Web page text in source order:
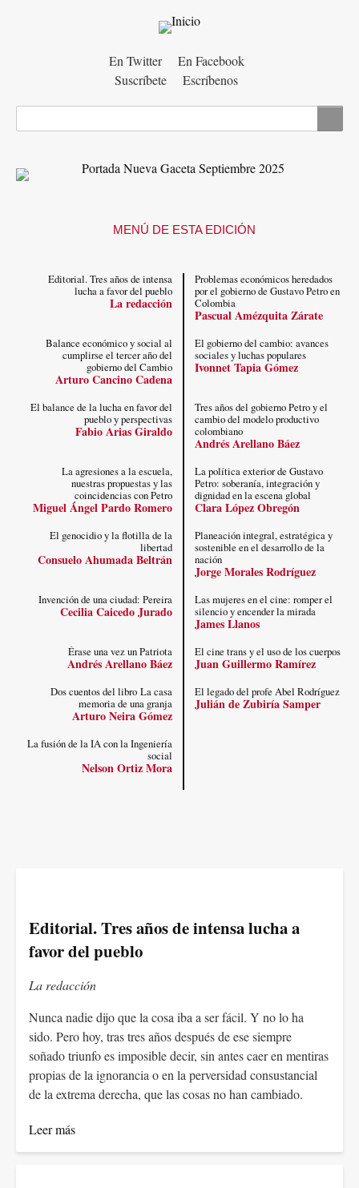
En Twitter
En Facebook
Suscríbete
Escríbenos
MENÚ DE ESTA EDICIÓN
Editorial. Tres años de intensa
lucha a favor del pueblo
La redacción
Problemas económicos heredados
por el gobierno de Gustavo Petro en
Colombia
Pascual Amézquita Zárate
Balance económico y social al
cumplirse el tercer año del
gobierno del Cambio
Arturo Cancino Cadena
El gobierno del cambio: avances
sociales y luchas populares
Ivonnet Tapia Gómez
El balance de la lucha en favor del
pueblo y perspectivas
Fabio Arias Giraldo
Tres años del gobierno Petro y el
cambio del modelo productivo
colombiano
Andrés Arellano Báez
La agresiones a la escuela,
nuestras propuestas y las
coincidencias con Petro
Miguel Ángel Pardo Romero
La política exterior de Gustavo
Petro: soberanía, integración y
dignidad en la escena global
Clara López Obregón
El genocidio y la flotilla de la
libertad
Consuelo Ahumada Beltrán
Planeación integral, estratégica y
sostenible en el desarrollo de la
nación
Jorge Morales Rodríguez
Invención de una ciudad: Pereira
Cecilia Caicedo Jurado
Las mujeres en el cine: romper el
silencio y encender la mirada
James Llanos
Érase una vez un Patriota
Andrés Arellano Báez
El cine trans y el uso de los cuerpos
Juan Guillermo Ramírez
Dos cuentos del libro La casa
memoria de una granja
Arturo Neira Gómez
El legado del profe Abel Rodríguez
Julián de Zubiría Samper
La fusión de la IA con la Ingeniería
social
Nelson Ortiz Mora
Editorial. Tres años de intensa lucha a
favor del pueblo
La redacción
Nunca nadie dijo que la cosa iba a ser fácil. Y no lo ha
sido. Pero hoy, tras tres años después de ese siempre
soñado triunfo es imposible decir, sin antes caer en mentiras
propias de la ignorancia o en la perversidad consustancial
de la extrema derecha, que las cosas no han cambiado.
Leer más